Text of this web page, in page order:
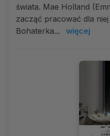
świata. Mae Holland
zacząć pracować dla
Bohaterka...
więcej